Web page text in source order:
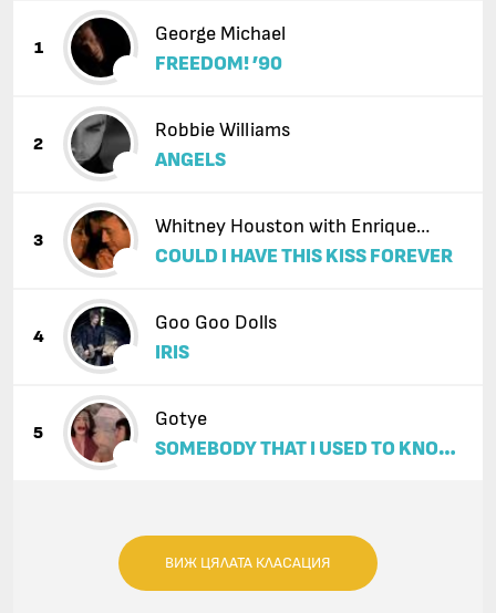
1
George Michael
FREEDOM! ’90
2
Robbie Williams
ANGELS
3
Whitney Houston with Enrique
Iglesias
COULD I HAVE THIS KISS FOREVER
4
Goo Goo Dolls
IRIS
5
Gotye
SOMEBODY THAT I USED TO KNOW
ВИЖ ЦЯЛАТА КЛАСАЦИЯ